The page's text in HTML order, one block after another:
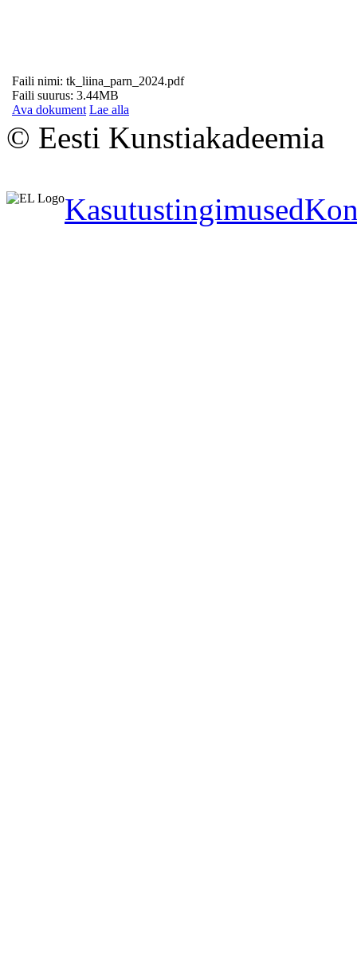
Faili nimi: tk_liina_parn_2024.pdf
Faili suurus: 3.44MB
Ava dokument Lae alla
© Eesti Kunstiakadeemia
Kasutustingimused